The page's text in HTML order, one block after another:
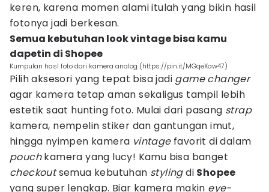
keren, karena momen alami itulah yang bikin hasil
fotonya jadi berkesan.
Semua kebutuhan look vintage bisa kamu
dapetin di Shopee
Kumpulan hasl foto dari kamera analog (https://pin.it/MGqeXaw47)
Pilih aksesori yang tepat bisa jadi game changer
agar kamera tetap aman sekaligus tampil lebih
estetik saat hunting foto. Mulai dari pasang strap
kamera, nempelin stiker dan gantungan imut,
hingga nyimpen kamera vintage favorit di dalam
pouchkamera yang lucy! Kamu bisa banget
checkoutsemua kebutuhan stylingdi Shopee
yang super lengkap. Biar kamera makin eye-